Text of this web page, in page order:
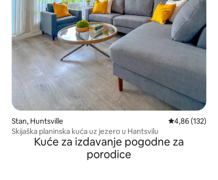
Stan, Huntsville Prosečna
4,86 (132)
Skijaška planinska kuća uz jezero u Hantsvilu
Kuće za izdavanje pogodne za
porodice